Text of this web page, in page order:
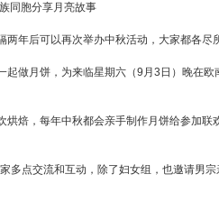
同胞分享月亮故事
两年后可以再次举办中秋活动，大家都各尽
起做月饼，为来临星期六（9月3日）晚在
烘焙，每年中秋都会亲手制作月饼给参加联
多点交流和互动，除了妇女组，也邀请男